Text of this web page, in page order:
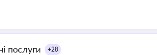
послуги +28